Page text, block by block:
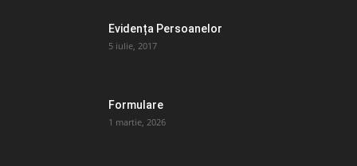
Evidența Persoanelor
5 iulie, 2017
Formulare
1 martie, 2026